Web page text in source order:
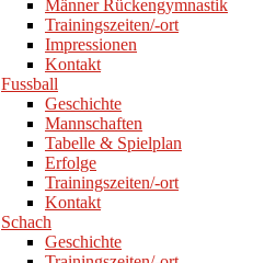
Männer Rückengymnastik
Trainingszeiten/-ort
Impressionen
Kontakt
Fussball
Geschichte
Mannschaften
Tabelle & Spielplan
Erfolge
Trainingszeiten/-ort
Kontakt
Schach
Geschichte